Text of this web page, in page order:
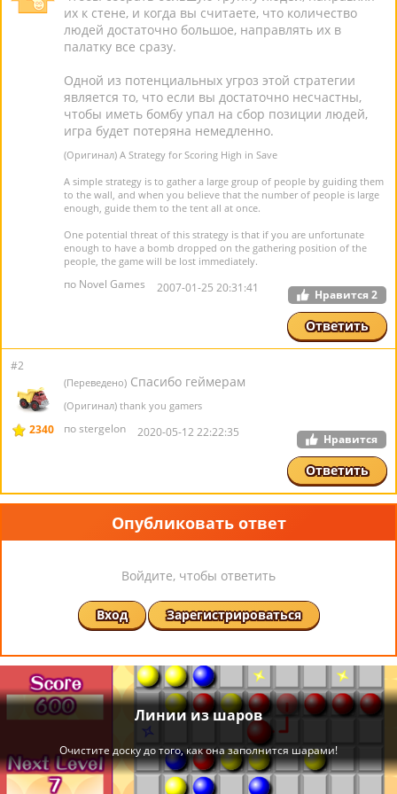
их к стене, и когда вы считаете, что количество
людей достаточно большое, направлять их в
палатку все сразу.
Одной из потенциальных угроз этой стратегии
является то, что если вы достаточно несчастны,
чтобы иметь бомбу упал на сбор позиции людей,
игра будет потеряна немедленно.
(Оригинал) A Strategy for Scoring High in Save
A simple strategy is to gather a large group of people by guiding them
to the wall, and when you believe that the number of people is large
enough, guide them to the tent all at once.
One potential threat of this strategy is that if you are unfortunate
enough to have a bomb dropped on the gathering position of the
people, the game will be lost immediately.
по Novel Games 2007-01-25 20:31:41 Нравится 2
Ответить
#2
2340
(Переведено) Спасибо геймерам
(Оригинал) thank you gamers
по stergelon 2020-05-12 22:22:35 Нравится
Ответить
Опубликовать ответ
Войдите, чтобы ответить
Вход Зарегистрироваться